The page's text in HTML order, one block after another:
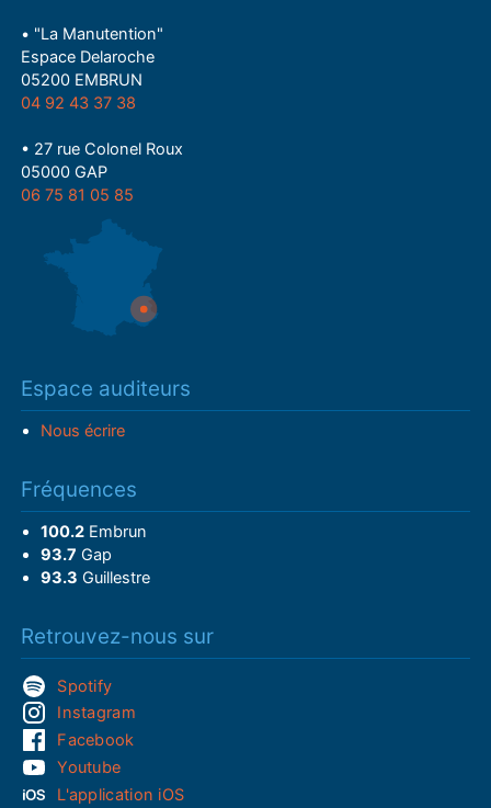
• "La Manutention"
Espace Delaroche
05200 EMBRUN
04 92 43 37 38
• 27 rue Colonel Roux
05000 GAP
06 75 81 05 85
Espace auditeurs
Nous écrire
Fréquences
100.2Embrun
93.7 Gap
93.3 Guillestre
Retrouvez-nous sur
Spotify
Instagram
Facebook
Youtube
L'application iOS